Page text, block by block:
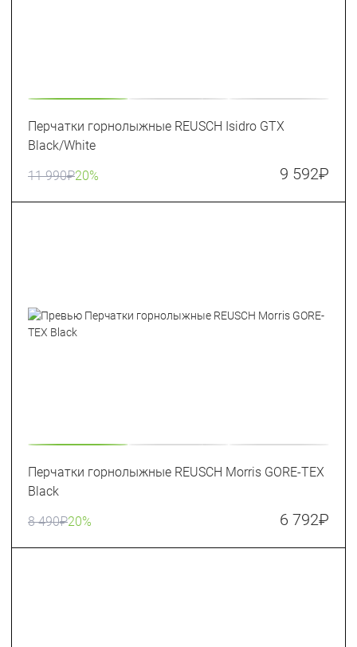
Перчатки горнолыжные REUSCH Isidro GTX
Black/White
11 990₽20% 9 592₽
Перчатки горнолыжные REUSCH Morris GORE-TEX
Black
8 490₽20% 6 792₽